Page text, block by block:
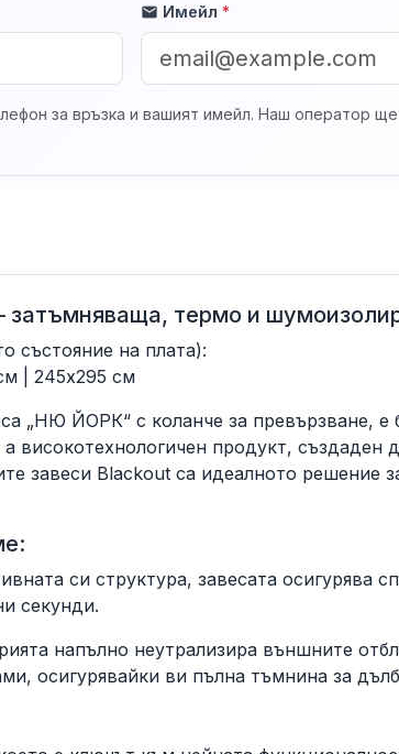
mail Имейл*
за връзка и вашият имейл. Наш оператор
затъмняваща, термо и
състояние на плата):
| 245x295 см
„НЮ ЙОРК“ с коланче за превързване, е
продукт, създаден
завеси Blackout са идеалното решение
си структура, завесата осигурява
секунди.
напълно неутрализира външните
осигурявайки ви пълна тъмнина за